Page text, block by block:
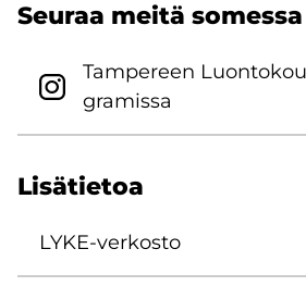
Seu­raa meitä so­mes­sa
Tam­pe­reen
gra­mis­sa
Li­sä­tie­toa
LYKE-​verkosto